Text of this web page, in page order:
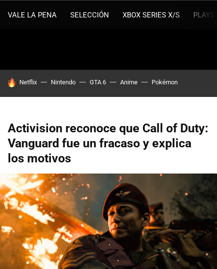
VALE LA PENA SELECCIÓN XBOX SERIES X/S
HOY SE HABLA DE
Netflix Nintendo GTA 6 Anime Pokémon
Activision reconoce que Call of Duty:
Vanguard fue un fracaso y explica
los motivos